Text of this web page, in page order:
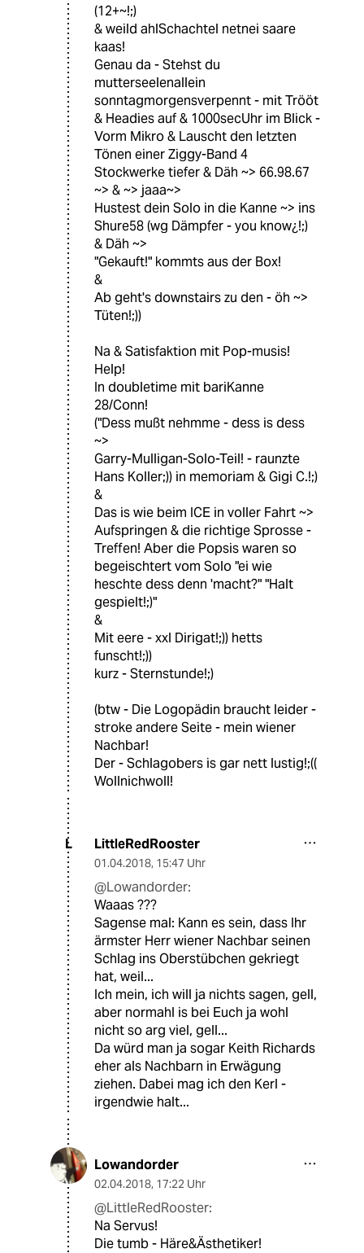
(12+~!;)
& weild ahlSchachtel netnei saare
kaas!
Genau da - Stehst du
mutterseelenallein
sonntagmorgensverpennt - mit Trööt
& Headies auf & 1000secUhr im Blick -
Vorm Mikro & Lauscht den letzten
Tönen einer Ziggy-Band 4
Stockwerke tiefer & Däh ~> 66.98.67
~> & ~> jaaa~>
Hustest dein Solo in die Kanne ~> ins
Shure58 (wg Dämpfer - you know¿!;)
& Däh ~>
"Gekauft!" kommts aus der Box!
&
Ab geht's downstairs zu den - öh ~>
Tüten!;))
Na & Satisfaktion mit Pop-musis!
Help!
In doubletime mit bariKanne
28/Conn!
("Dess mußt nehmme - dess is dess
~>
Garry-Mulligan-Solo-Teil! - raunzte
Hans Koller;)) in memoriam & Gigi C.!;)
&
Das is wie beim ICE in voller Fahrt ~>
Aufspringen & die richtige Sprosse -
Treffen! Aber die Popsis waren so
begeischtert vom Solo "ei wie
heschte dess denn 'macht?" "Halt
gespielt!;)"
&
Mit eere - xxl Dirigat!;)) hetts
funscht!;))
kurz - Sternstunde!;)
(btw - Die Logopädin braucht leider -
stroke andere Seite - mein wiener
Nachbar!
Der - Schlagobers is gar nett lustig!;((
Wollnichwoll!
L LittleRedRooster
01.04.2018, 15:47 Uhr
@Lowandorder:
Waaas ???
Sagense mal: Kann es sein, dass Ihr
ärmster Herr wiener Nachbar seinen
Schlag ins Oberstübchen gekriegt
hat, weil...
Ich mein, ich will ja nichts sagen, gell,
aber normahl is bei Euch ja wohl
nicht so arg viel, gell...
Da würd man ja sogar Keith Richards
eher als Nachbarn in Erwägung
ziehen. Dabei mag ich den Kerl -
irgendwie halt...
Lowandorder
02.04.2018, 17:22 Uhr
@LittleRedRooster:
Na Servus!
Die tumb - Häre&Ästhetiker!